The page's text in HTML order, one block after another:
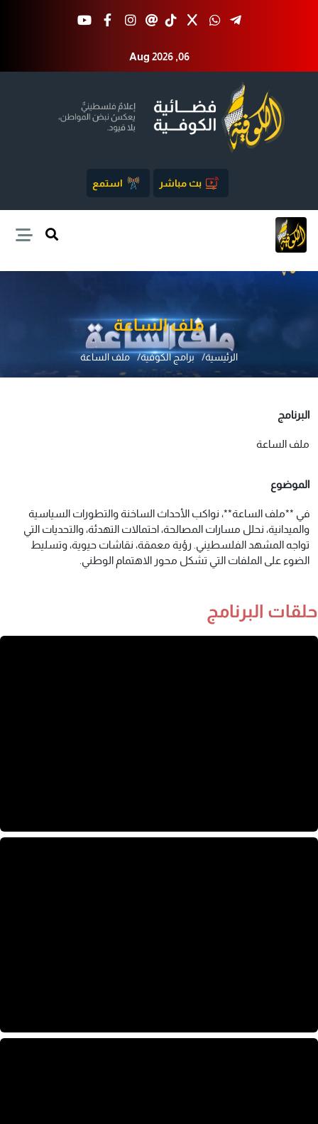
Aug 2026 ,06
بث مباشر استمع
ملف الساعة
الرئيسية برامج الكوفية ملف الساعة
البرنامج
ملف الساعة
الموضوع
في **ملف الساعة**، نواكب الأحداث الساخنة والتطورات السياسية
والميدانية، نحلل مسارات المصالحة، احتمالات التهدئة، والتحديات التي
تواجه المشهد الفلسطيني. رؤية معمقة، نقاشات حيوية، وتسليط
الضوء على الملفات التي تشكل محور الاهتمام الوطني.
حلقات البرنامج